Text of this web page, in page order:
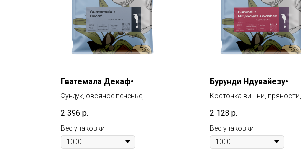
Гватемала Декаф•
Фундук, овсяное печенье,
2 396 р.
Вес упаковки
Бурунди Ндувайезу•
Косточка вишни, пряности,
2 128 р.
Вес упаковки